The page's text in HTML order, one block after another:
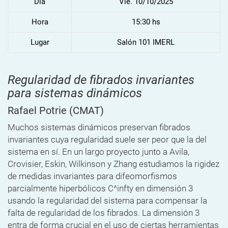
Hora 15:30 hs
Lugar Salón 101 IMERL
Regularidad de fibrados invariantes
para sistemas dinámicos
Rafael Potrie (CMAT)
Muchos sistemas dinámicos preservan fibrados
invariantes cuya regularidad suele ser peor que la del
sistema en sí. En un largo proyecto junto a Avila,
Crovisier, Eskin, Wilkinson y Zhang estudiamos la rigidez
de medidas invariantes para difeomorfismos
parcialmente hiperbólicos C^infty en dimensión 3
usando la regularidad del sistema para compensar la
falta de regularidad de los fibrados. La dimensión 3
entra de forma crucial en el uso de ciertas herramientas